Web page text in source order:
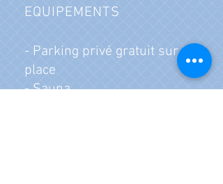
EQUIPEMENTS
- Parking privé gratuit sur
place
- Sauna